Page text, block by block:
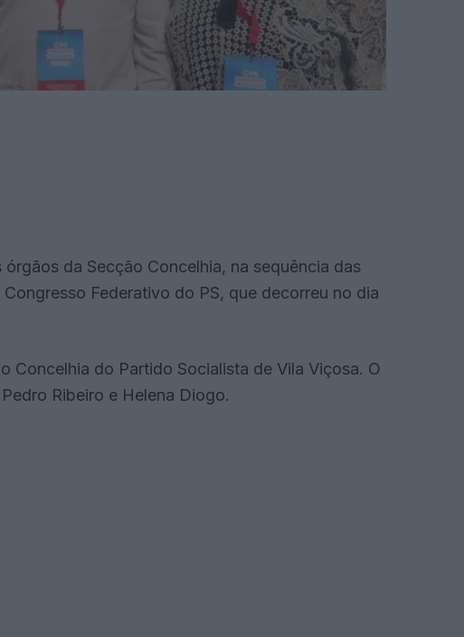
órgãos da Secção Concelhia, na sequência das
Federativo do PS, que decorreu no dia
Concelhia do Partido Socialista de Vila Viçosa. O
Ribeiro e Helena Diogo.